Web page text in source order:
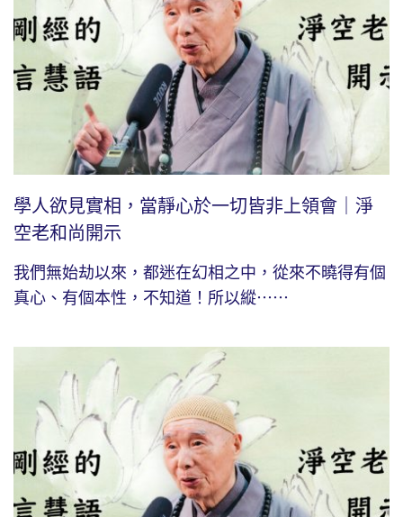
學人欲見實相，當靜心於一切皆非上領會｜淨
空老和尚開示
我們無始劫以來，都迷在幻相之中，從來不曉得有個
真心、有個本性，不知道！所以縱⋯⋯